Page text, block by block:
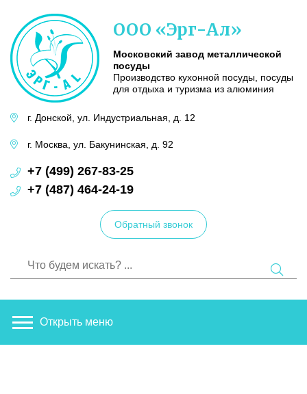
завод
посуды
ООО «Эрг-Ал»
Московский завод металлической
посуды
Производство кухонной посуды, посуды
для отдыха и туризма из алюминия
г. Донской, ул. Индустриальная, д. 12
г. Москва, ул. Бакунинская, д. 92
+7 (499) 267-83-25
+7 (487) 464-24-19
Обратный звонок
Открыть меню